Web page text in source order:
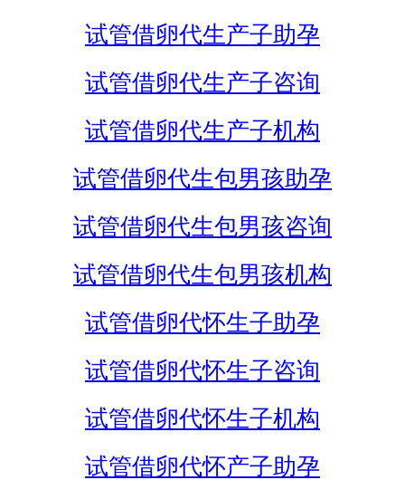
试管借卵代生产子助孕
试管借卵代生产子咨询
试管借卵代生产子机构
试管借卵代生包男孩助孕
试管借卵代生包男孩咨询
试管借卵代生包男孩机构
试管借卵代怀生子助孕
试管借卵代怀生子咨询
试管借卵代怀生子机构
试管借卵代怀产子助孕